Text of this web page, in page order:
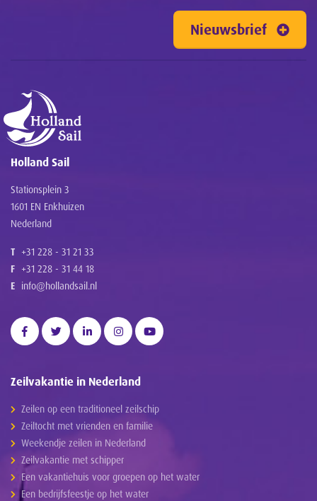
Nieuwsbrief
Holland Sail
Stationsplein 3
1601 EN Enkhuizen
Nederland
T +31 228 - 31 21 33
F +31 228 - 31 44 18
E info@hollandsail.nl
Zeilvakantie in Nederland
Zeilen op een traditioneel zeilschip
Zeiltocht met vrienden en familie
Weekendje zeilen in Nederland
Zeilvakantie met schipper
Een vakantiehuis voor groepen op het water
Een bedrijfsfeestje op het water